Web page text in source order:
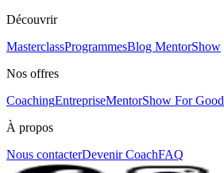
Découvrir
MasterclassProgrammesBlog MentorShow
Nos offres
CoachingEntrepriseMentorShow For Good
À propos
Nous contacterDevenir CoachFAQ